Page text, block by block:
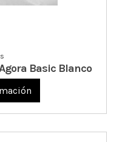
Basic Blanco